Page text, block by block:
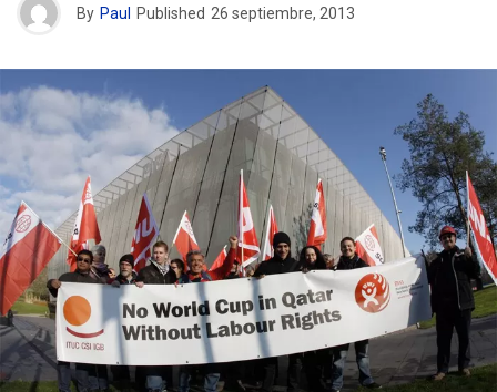
By Paul Published 26 septiembre, 2013